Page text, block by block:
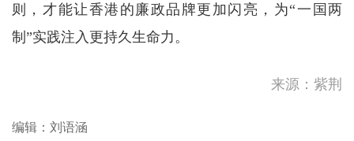
则，才能让香港的廉政品牌更加闪亮，为“一国两
制”实践注入更持久生命力。
来源：紫荆
编辑：刘语涵
红磡新海滨无人机光影盛宴圆
移民分歧激化 西班牙出台针